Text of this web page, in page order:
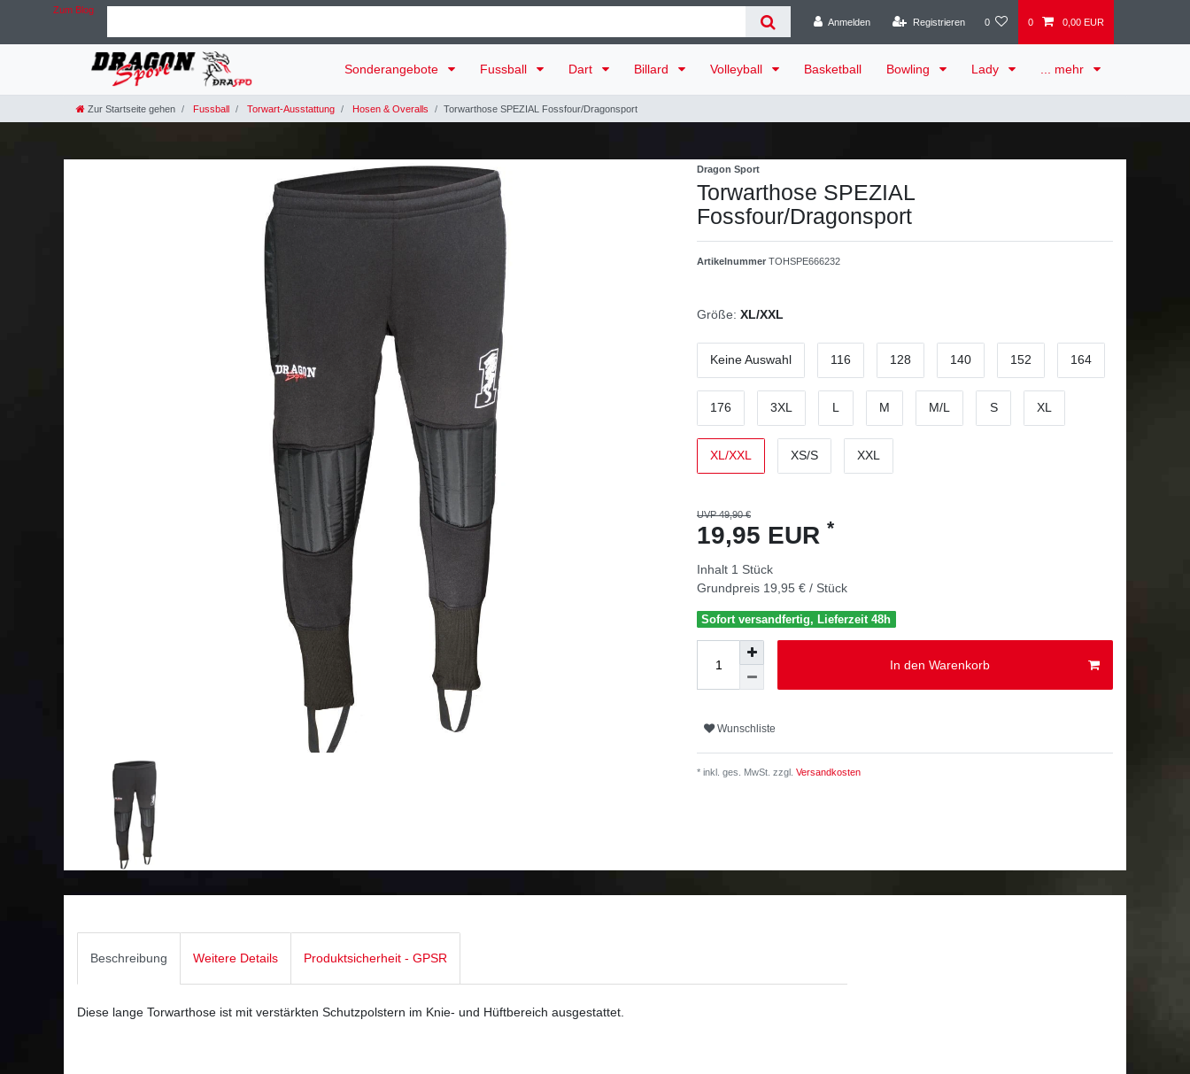
Zum Blog
Anmelden
Registrieren 0 0 0,00 EUR
Sonderangebote Fussball Dart Billard Volleyball Basketball Bowling Lady ... mehr
Zur Startseite gehen Fussball Torwart-Ausstattung Hosen & Overalls Torwarthose SPEZIAL Fossfour/Dragonsport
Dragon Sport
Torwarthose SPEZIAL
Fossfour/Dragonsport
Artikelnummer TOHSPE666232
Größe: XL/XXL
Keine Auswahl 116 128 140 152 164
176 3XL L M M/L S XL
XL/XXL XS/S XXL
UVP 49,90 €
19,95 EUR *
Inhalt 1 Stück
Grundpreis 19,95 € / Stück
Sofort versandfertig, Lieferzeit 48h
In den Warenkorb
Wunschliste
* inkl. ges. MwSt. zzgl. Versandkosten
Beschreibung Weitere Details Produktsicherheit - GPSR
Diese lange Torwarthose ist mit verstärkten Schutzpolstern im Knie- und Hüftbereich ausgestattet.